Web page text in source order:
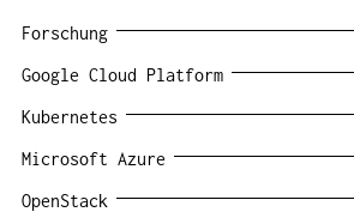
Forschung
Google Cloud Platform
Kubernetes
Microsoft Azure
OpenStack